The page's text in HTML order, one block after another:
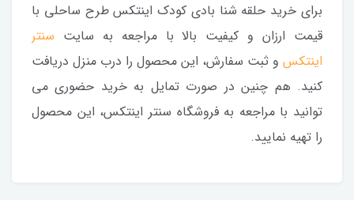
برای خرید حلقه شنا بادی کودک اینتکس طرح ساحلی با
قیمت ارزان و کیفیت بالا با مراجعه به سایت سنتر
اینتکس و ثبت سفارش، این محصول را درب منزل دریافت
کنید. هم چنین در صورت تمایل به خرید حضوری می
توانید با مراجعه به فروشگاه سنتر اینتکس، این محصول
را تهیه نمایید.